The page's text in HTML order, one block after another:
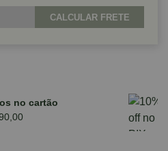
CALCULAR FRETE
sem juros no cartão
de R$590,00